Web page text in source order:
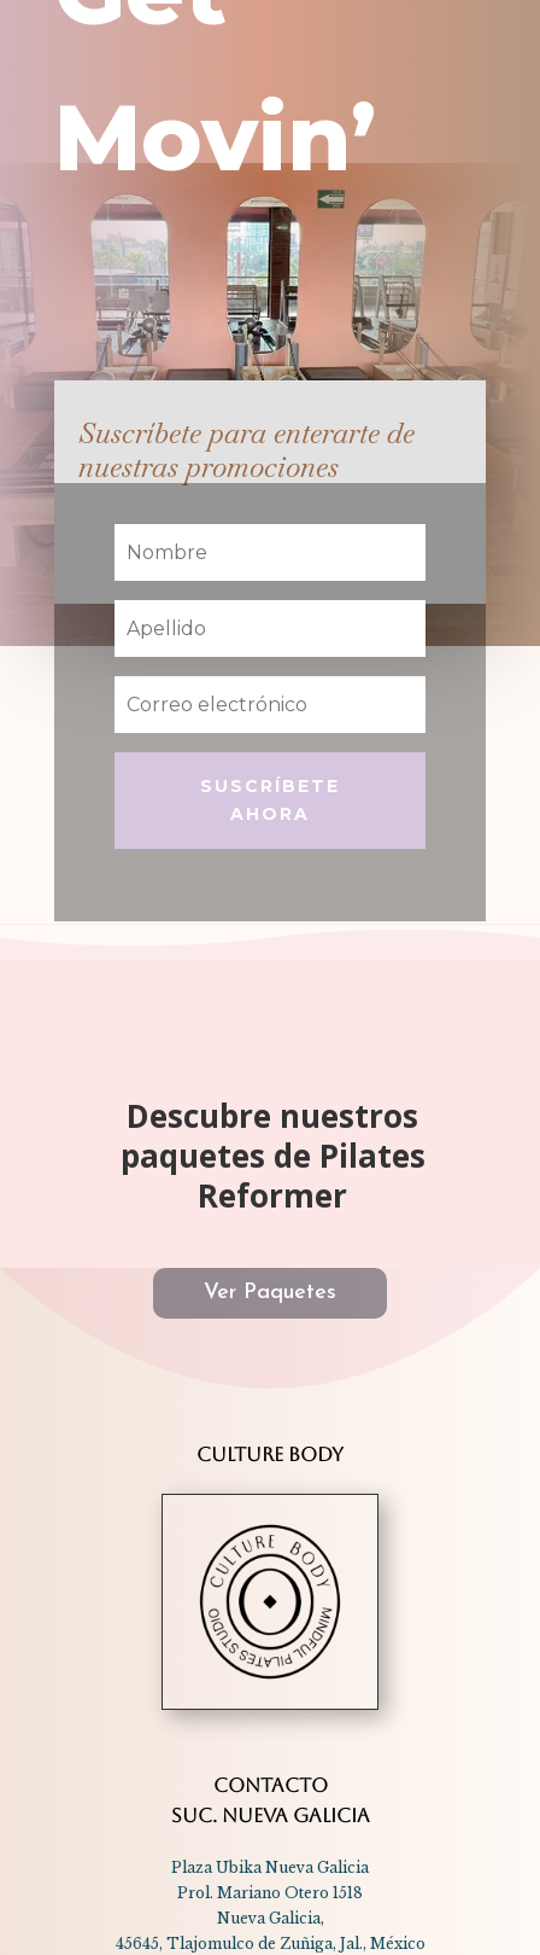
Movin’
Suscríbete para enterarte de
nuestras promociones
SUSCRÍBETE
AHORA
Descubre nuestros
paquetes de Pilates
Reformer
Ver Paquetes
CULTURE BODY
CONTACTO
SUC. NUEVA GALICIA
Plaza Ubika Nueva Galicia
Prol. Mariano Otero 1518
Nueva Galicia,
45645, Tlajomulco de Zuñiga, Jal., México